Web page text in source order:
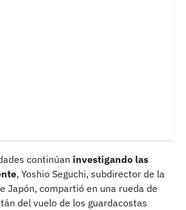
continúan investigando las
, Yoshio Seguchi, subdirector de la
Japón, compartió en una rueda de
del vuelo de los guardacostas